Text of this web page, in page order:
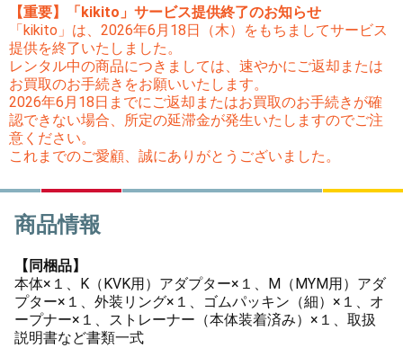
【重要】「kikito」サービス提供終了のお知らせ
「kikito」は、2026年6月18日（木）をもちましてサービス
提供を終了いたしました。
レンタル中の商品につきましては、速やかにご返却または
お買取のお手続きをお願いいたします。
2026年6月18日までにご返却またはお買取のお手続きが確
認できない場合、所定の延滞金が発生いたしますのでご注
意ください。
これまでのご愛顧、誠にありがとうございました。
商品情報
【同梱品】
本体×１、K（KVK用）アダプター×１、M（MYM用）アダ
プター×１、外装リング×１、ゴムパッキン（細）×１、オ
ープナー×１、ストレーナー（本体装着済み）×１、取扱
説明書など書類一式